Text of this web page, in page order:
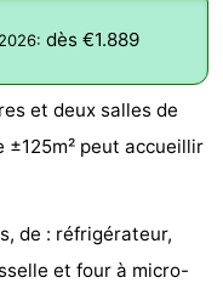
: dès €1.889
et deux salles de
±125m² peut accueillir
de : réfrigérateur,
et four à micro-